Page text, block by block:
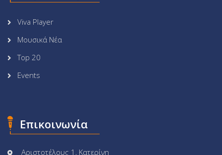
Viva Player
Μουσικά Νέα
Top 20
Events
Επικοινωνία
Αριστοτέλους 1, Κατερίνη